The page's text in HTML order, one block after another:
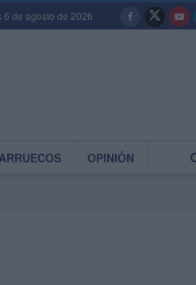
6 de agosto de 2026
OPINIÓN